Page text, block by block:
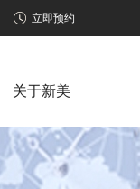
立即预约
关于新美